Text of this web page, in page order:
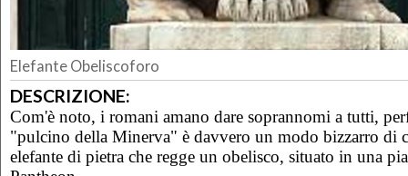
Elefante Obeliscoforo
DESCRIZIONE:
Com'è noto, i romani amano dare soprannomi a tutti,
"pulcino della Minerva" è davvero un modo bizzarro di
elefante di pietra che regge un obelisco, situato in una